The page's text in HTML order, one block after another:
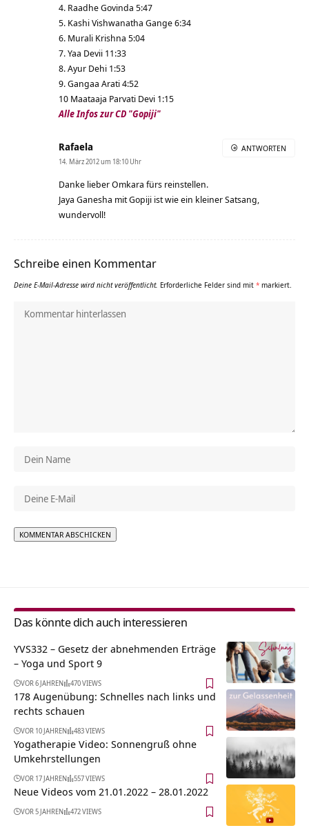
4. Raadhe Govinda 5:47
5. Kashi Vishwanatha Gange 6:34
6. Murali Krishna 5:04
7. Yaa Devii 11:33
8. Ayur Dehi 1:53
9. Gangaa Arati 4:52
10 Maataaja Parvati Devi 1:15
Alle Infos zur CD "Gopiji"
Rafaela
14. März 2012 um 18:10 Uhr
Danke lieber Omkara fürs reinstellen.
Jaya Ganesha mit Gopiji ist wie ein kleiner Satsang,
wundervoll!
ANTWORTEN
Schreibe einen Kommentar
Deine E-Mail-Adresse wird nicht veröffentlicht. Erforderliche Felder sind mit * markiert.
Das könnte dich auch interessieren
YVS332 – Gesetz der abnehmenden Erträge
– Yoga und Sport 9
VOR 6 JAHREN 470 VIEWS
178 Augenübung: Schnelles nach links und
rechts schauen
VOR 10 JAHREN 483 VIEWS
Yogatherapie Video: Sonnengruß ohne
Umkehrstellungen
VOR 17 JAHREN 557 VIEWS
Neue Videos vom 21.01.2022 – 28.01.2022
VOR 5 JAHREN 472 VIEWS